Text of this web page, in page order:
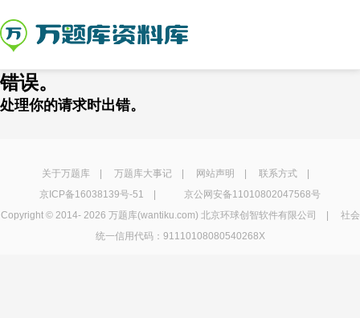
错误。
处理你的请求时出错。
关于万题库| 万题库大事记| 网站声明 联系方式|
京ICP备16038139号-51
京公网安备11010802047568号
Copyright © 2014- 2026 万题库(wantiku.com) 北京环球创智软件有限公司 | 社会
统一信用代码：91110108080540268X